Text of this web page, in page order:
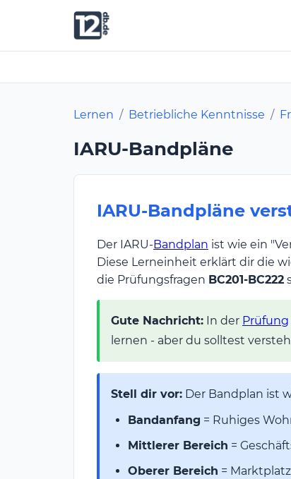
Lernen / Betriebliche Kenntnisse /
IARU-Bandpläne
IARU-Bandpläne
Der IARU-Bandplan ist wie ein
Diese Lerneinheit erklärt dir die
die Prüfungsfragen BC201-BC222
Gute Nachricht: In der Prüfung
lernen - aber du solltest
Stell dir vor: Der Bandplan ist
Bandanfang = Ruhiges
Mittlerer Bereich =
Oberer Bereich =